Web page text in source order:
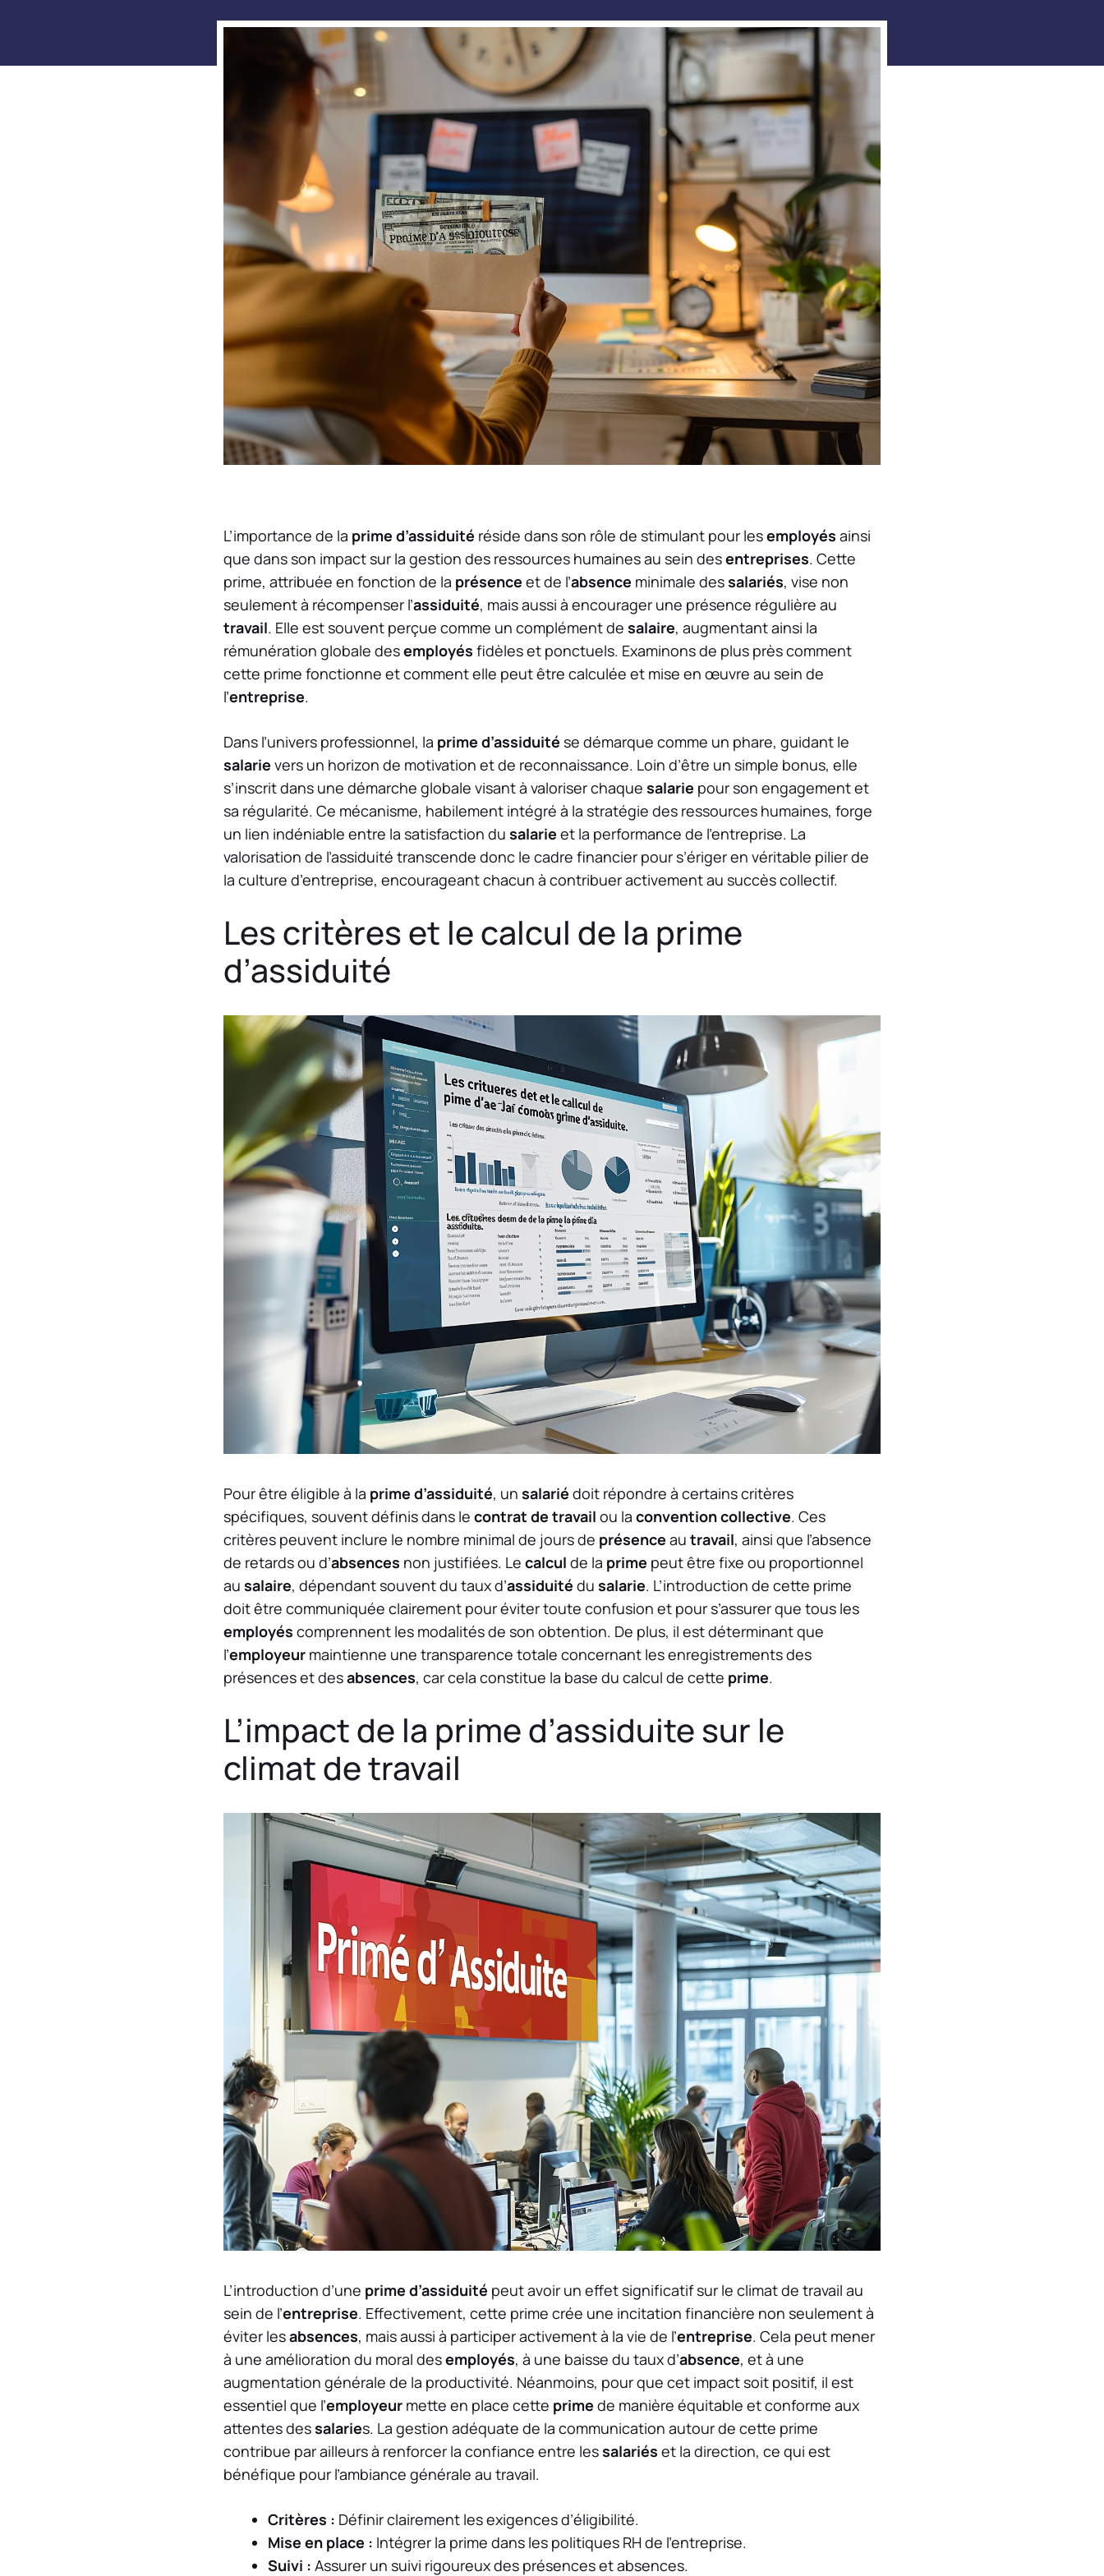
L’importance de la prime d’assiduité réside dans son rôle de stimulant pour lesemployés ainsi
que dans son impact sur la gestion des ressources humaines au sein desentreprises. Cette
prime, attribuée en fonction de la présence et de l’absence minimale dessalariés, vise non
seulement à récompenser l’assiduité, mais aussi à encourager une présence régulière au
travail. Elle est souvent perçue comme un complément de salaire, augmentant ainsi la
rémunération globale desemployés fidèles et ponctuels. Examinons de plus près comment
cette prime fonctionne et comment elle peut être calculée et mise en œuvre au sein de
l’entreprise.
Dans l’univers professionnel, la prime d’assiduité se démarque comme un phare, guidant le
salarie vers un horizon de motivation et de reconnaissance. Loin d’être un simple bonus, elle
s’inscrit dans une démarche globale visant à valoriser chaque salarie pour son engagement et
sa régularité. Ce mécanisme, habilement intégré à la stratégie des ressources humaines, forge
un lien indéniable entre la satisfaction du salarie et la performance de l’entreprise. La
valorisation de l’assiduité transcende donc le cadre financier pour s’ériger en véritable pilier de
la culture d’entreprise, encourageant chacun à contribuer activement au succès collectif.
Les critères et le calcul de la prime
d’assiduité
Pour être éligible à la prime d’assiduité, un salarié doit répondre à certains critères
spécifiques, souvent définis dans le contrat de travail ou la convention collective. Ces
critères peuvent inclure le nombre minimal de jours de présence au travail, ainsi que l’absence
de retards ou d’absences non justifiées. Le calcul de la prime peut être fixe ou proportionnel
au salaire, dépendant souvent du taux d’assiduité du salarie. L’introduction de cette prime
doit être communiquée clairement pour éviter toute confusion et pour s’assurer que tous les
employés comprennent les modalités de son obtention. De plus, il est déterminant que
l’employeur maintienne une transparence totale concernant les enregistrements des
présences et desabsences, car cela constitue la base du calcul de cette prime.
L’impact de la prime d’assiduite sur le
climat de travail
L’introduction d’une prime d’assiduité peut avoir un effet significatif sur le climat de travail au
sein de l’entreprise. Effectivement, cette prime crée une incitation financière non seulement à
éviter lesabsences, mais aussi à participer activement à la vie de l’entreprise. Cela peut mener
à une amélioration du moral desemployés, à une baisse du taux d’absence, et à une
augmentation générale de la productivité. Néanmoins, pour que cet impact soit positif, il est
essentiel que l’employeur mette en place cette prime de manière équitable et conforme aux
attentes dessalaries. La gestion adéquate de la communication autour de cette prime
contribue par ailleurs à renforcer la confiance entre lessalariés et la direction, ce qui est
bénéfique pour l’ambiance générale au travail.
Critères : Définir clairement les exigences d’éligibilité.
Mise en place : Intégrer la prime dans les politiques RH de l’entreprise.
Suivi : Assurer un suivi rigoureux des présences et absences.